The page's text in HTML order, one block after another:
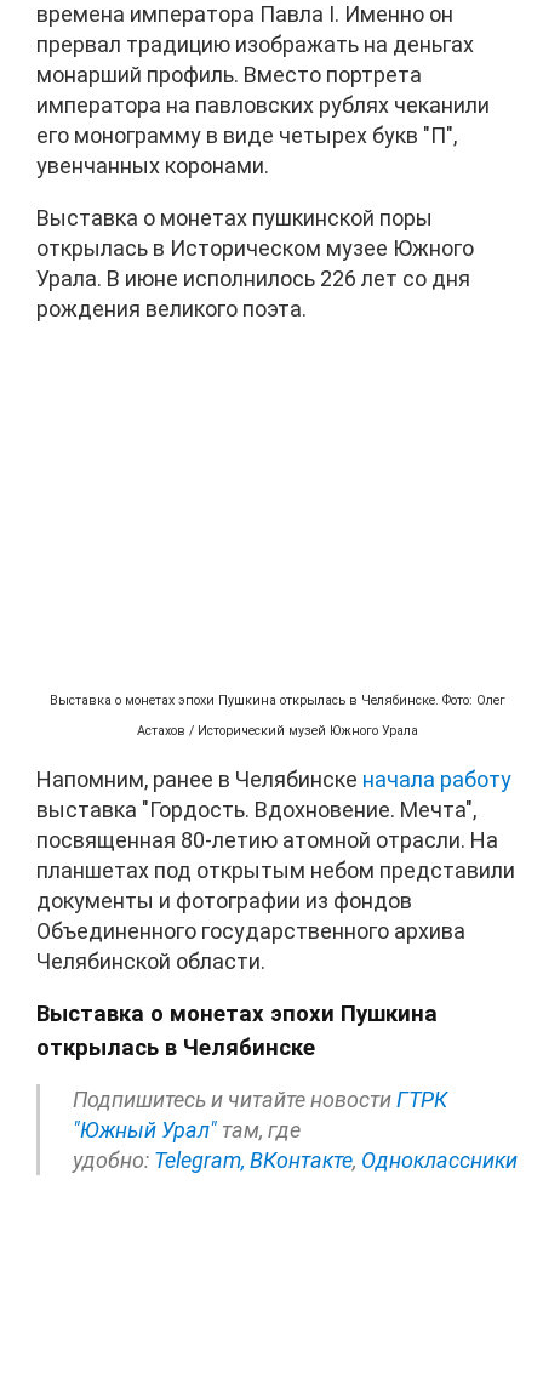
времена императора Павла I. Именно он
прервал традицию изображать на деньгах
монарший профиль. Вместо портрета
императора на павловских рублях чеканили
его монограмму в виде четырех букв "П",
увенчанных коронами.
Выставка о монетах пушкинской поры
открылась в Историческом музее Южного
Урала. В июне исполнилось 226 лет со дня
рождения великого поэта.
Выставка о монетах эпохи Пушкина открылась в Челябинске. Фото: Олег
Астахов / Исторический музей Южного Урала
Напомним, ранее в Челябинске начала работу
выставка "Гордость. Вдохновение. Мечта",
посвященная 80-летию атомной отрасли. На
планшетах под открытым небом представили
документы и фотографии из фондов
Объединенного государственного архива
Челябинской области.
Выставка о монетах эпохи Пушкина
открылась в Челябинске
Подпишитесь и читайте новостиГТРК
"Южный Урал" там, где
удобно: Telegram, ВКонтакте, Одноклассники